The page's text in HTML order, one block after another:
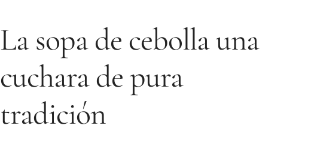
La sopa de cebolla una
cuchara de pura
tradición